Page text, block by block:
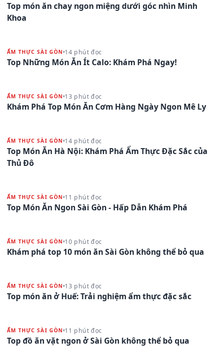
Top món ăn chay ngon miệng dưới góc nhìn Minh
Khoa
ẨM THỰC SÀI GÒN 14 phút đọc
Top Những Món Ăn Ít Calo: Khám Phá Ngay!
ẨM THỰC SÀI GÒN 13 phút đọc
Khám Phá Top Món Ăn Cơm Hàng Ngày Ngon Mê Ly
ẨM THỰC SÀI GÒN 14 phút đọc
Top Món Ăn Hà Nội: Khám Phá Ẩm Thực Đặc Sắc của
Thủ Đô
ẨM THỰC SÀI GÒN 11 phút đọc
Top Món Ăn Ngon Sài Gòn - Hấp Dẫn Khám Phá
ẨM THỰC SÀI GÒN 10 phút đọc
Khám phá top 10 món ăn Sài Gòn không thể bỏ qua
ẨM THỰC SÀI GÒN 13 phút đọc
Top món ăn ở Huế: Trải nghiệm ẩm thực đặc sắc
ẨM THỰC SÀI GÒN 11 phút đọc
Top đồ ăn vặt ngon ở Sài Gòn không thể bỏ qua